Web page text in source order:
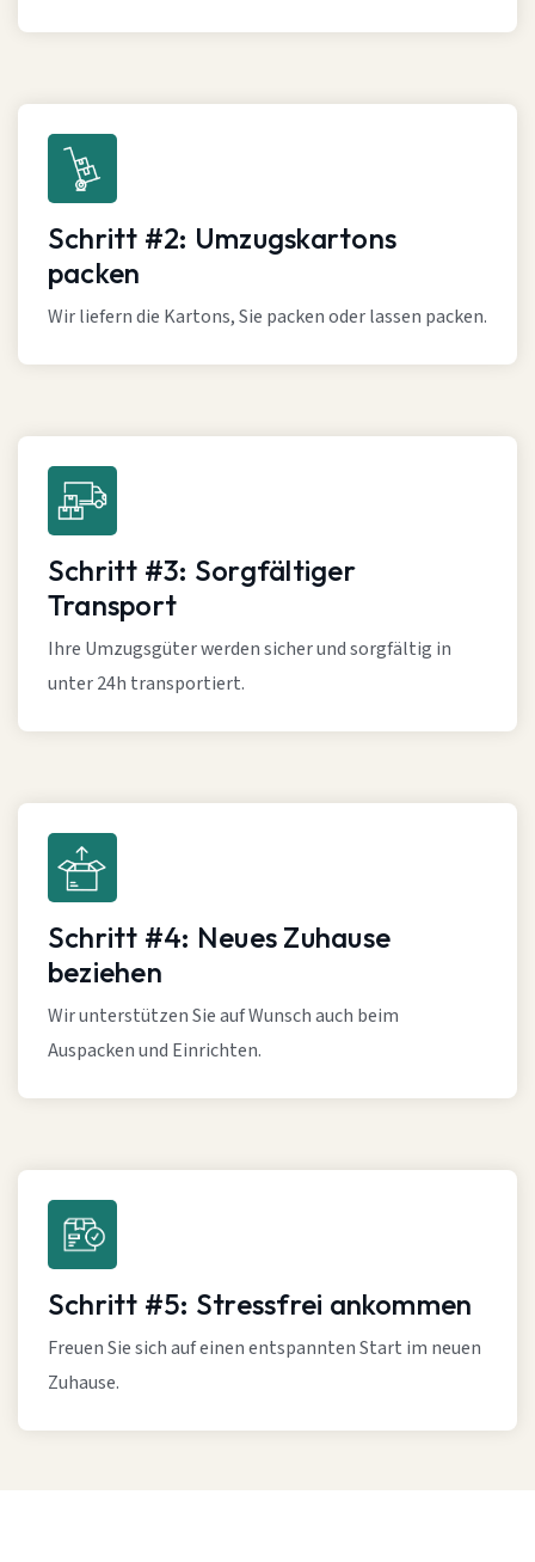
Schritt #2: Umzugskartons
packen
Wir liefern die Kartons, Sie packen oder lassen packen.
Schritt #3: Sorgfältiger
Transport
Ihre Umzugsgüter werden sicher und sorgfältig in
unter 24h transportiert.
Schritt #4: Neues Zuhause
beziehen
Wir unterstützen Sie auf Wunsch auch beim
Auspacken und Einrichten.
Schritt #5: Stressfrei ankommen
Freuen Sie sich auf einen entspannten Start im neuen
Zuhause.